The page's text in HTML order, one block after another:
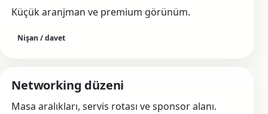
Küçük aranjman ve premium görünüm.
Nişan / davet
Networking düzeni
Masa aralıkları, servis rotası ve sponsor alanı.